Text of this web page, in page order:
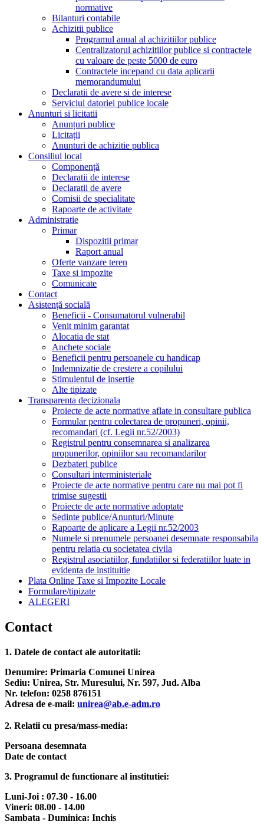
normative
Bilanturi contabile
Achizitii publice
Programul anual al achizitiilor publice
Centralizatorul achizitiilor publice si contractele
cu valoare de peste 5000 de euro
Contractele incepand cu data aplicarii
memorandumului
Declaratii de avere si de interese
Serviciul datoriei publice locale
Anunturi si licitatii
Anunțuri publice
Licitații
Anunturi de achizitie publica
Consiliul local
Componență
Declaratii de interese
Declaratii de avere
Comisii de specialitate
Rapoarte de activitate
Administratie
Primar
Dispozitii primar
Raport anual
Oferte vanzare teren
Taxe si impozite
Comunicate
Contact
Asistență socială
Beneficii - Consumatorul vulnerabil
Venit minim garantat
Alocatia de stat
Anchete sociale
Beneficii pentru persoanele cu handicap
Indemnizatie de crestere a copilului
Stimulentul de insertie
Alte tipizate
Transparenta decizionala
Proiecte de acte normative aflate in consultare publica
Formular pentru colectarea de propuneri, opinii,
recomandari (cf. Legii nr.52/2003)
Registrul pentru consemnarea si analizarea
propunerilor, opiniilor sau recomandarilor
Dezbateri publice
Consultari interministeriale
Proiecte de acte normative pentru care nu mai pot fi
trimise sugestii
Proiecte de acte normative adoptate
Sedinte publice/Anunturi/Minute
Rapoarte de aplicare a Legii nr.52/2003
Numele si prenumele persoanei desemnate responsabila
pentru relatia cu societatea civila
Registrul asociatiilor, fundatiilor si federatiilor luate in
evidenta de instituitie
Plata Online Taxe si Impozite Locale
Formulare/tipizate
ALEGERI
Contact
1. Datele de contact ale autoritatii:
Denumire: Primaria Comunei Unirea
Sediu: Unirea, Str. Muresului, Nr. 597, Jud. Alba
Nr. telefon: 0258 876151
Adresa de e-mail: unirea@ab.e-adm.ro
2. Relatii cu presa/mass-media:
Persoana desemnata
Date de contact
3. Programul de functionare al institutiei:
Luni-Joi : 07.30 - 16.00
Vineri: 08.00 - 14.00
Sambata - Duminica: Inchis